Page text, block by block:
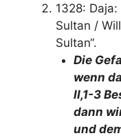
1328:
Sultan /
Sultan“.
Die
wenn
II,1-3
dann
und